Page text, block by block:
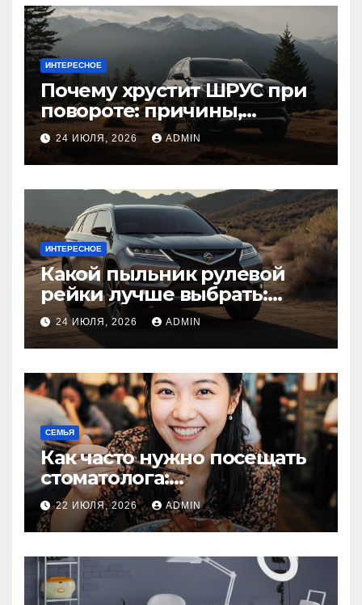
ИНТЕРЕСНОЕ
Почему хрустит ШРУС при
повороте: причины,
диагностика
24 ИЮЛЯ, 2026 ADMIN
ИНТЕРЕСНОЕ
Какой пыльник рулевой
рейки лучше выбрать:
оригинальный или аналог,
резина или полиуретан
24 ИЮЛЯ, 2026 ADMIN
СЕМЬЯ
Как часто нужно посещать
стоматолога:
рекомендации для
здоровья зубов
22 ИЮЛЯ, 2026 ADMIN